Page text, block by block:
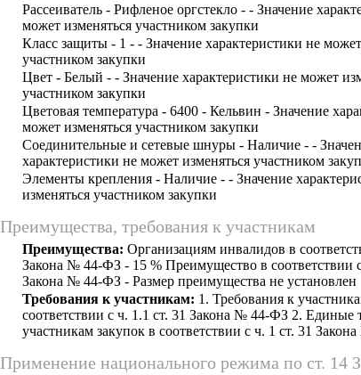
Рассеиватель - Рифленое оргстекло - - Значение
может изменяться участником закупки
Класс защиты - 1 - - Значение характеристики не
участником закупки
Цвет - Белый - - Значение характеристики не может
участником закупки
Цветовая температура - 6400 - Кельвин - Значение
может изменяться участником закупки
Соединительные и сетевые шнуры - Наличие - -
характеристики не может изменяться участником
Элементы крепления - Наличие - - Значение
изменяться участником закупки
Преимущества, требования к участникам
Преимущества: Организациям инвалидов в
Закона № 44-ФЗ - 15 % Преимущество в соответствии
Закона № 44-ФЗ - Размер преимущества не установлен
Требования к участникам: 1. Требования к
соответствии с ч. 1.1 ст. 31 Закона № 44-ФЗ 2. Единые
участникам закупок в соответствии с ч. 1 ст. 31
Применение национального режима по ст. 14